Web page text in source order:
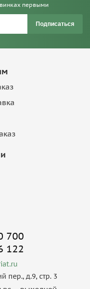
первыми
Подписаться
700
122
пер., д.9, стр. 3